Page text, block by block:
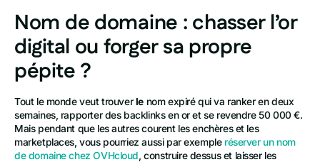
Nom de domaine : chasser l’or
digital ou forger sa propre
pépite ?
Tout le monde veut trouverle nom expiré qui va ranker en deux
semaines, rapporter des backlinks en or et se revendre 50 000 €.
Mais pendant que les autres courent les enchères et les
marketplaces, vous pourriez aussi par exemple réserver un nom
de domaine chez OVHcloud , construire dessus et laisser les